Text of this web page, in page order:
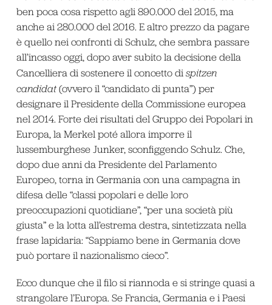
ben poca cosa rispetto agli 890.000 del 2015, ma
anche ai 280.000 del 2016. E altro prezzo da pagare
è quello nei confronti di Schulz, che sembra passare
all’incasso oggi, dopo aver subito la decisione della
Cancelliera di sostenere il concetto di spitzen
candidat(ovvero il “candidato di punta”) per
designare il Presidente della Commissione europea
nel 2014. Forte dei risultati del Gruppo dei Popolari in
Europa, la Merkel poté allora imporre il
lussemburghese Junker, sconfiggendo Schulz. Che,
dopo due anni da Presidente del Parlamento
Europeo, torna in Germania con una campagna in
difesa delle “classi popolari e delle loro
preoccupazioni quotidiane”, “per una società più
giusta” e la lotta all’estrema destra, sintetizzata nella
frase lapidaria: “Sappiamo bene in Germania dove
può portare il nazionalismo cieco”.
Ecco dunque che il filo si riannoda e si stringe quasi a
strangolare l’Europa. Se Francia, Germania e i Paesi